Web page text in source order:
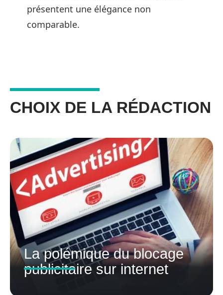
présentent une élégance non
comparable.
CHOIX DE LA RÉDACTION
La polémique du blocage
publicitaire sur internet